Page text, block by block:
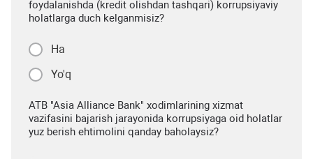
foydalanishda (kredit olishdan tashqari) korrupsiyaviy
holatlarga duch kelganmisiz?
Ha
Yo'q
ATB "Asia Alliance Bank" xodimlarining xizmat
vazifasini bajarish jarayonida korrupsiyaga oid holatlar
yuz berish ehtimolini qanday baholaysiz?